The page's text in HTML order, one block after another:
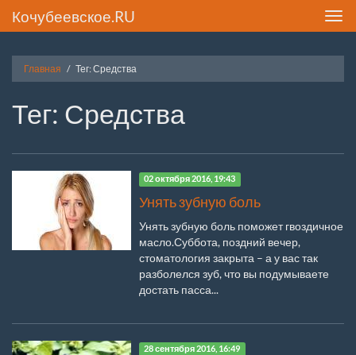
Кочубеевское.RU
Главная Тег: Средства
Тег: Средства
02 октября 2016, 19:43
Унять зубную боль
Унять зубную боль поможет гвоздичное
масло.Суббота, поздний вечер,
стоматология закрыта – а у вас так
разболелся зуб, что вы подумываете
достать пасса...
28 сентября 2016, 16:49